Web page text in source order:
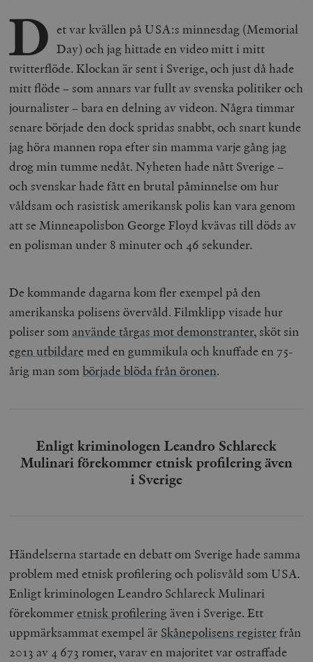
D et var kvällen på USA:s minnesdag (Memorial
Day) och jag hittade en video mitt i mitt
twitterflöde. Klockan är sent i Sverige, och just då hade
mitt flöde– som annars var fullt av svenska politiker och
journalister– bara en delning av videon. Några timmar
senare började den dock spridas snabbt, och snart kunde
jag höra mannen ropa efter sin mamma varje gång jag
drog min tumme nedåt. Nyheten hade nått Sverige–
och svenskar hade fått en brutal påminnelse om hur
våldsam och rasistisk amerikansk polis kan vara genom
att se Minneapolisbon George Floyd kvävas till döds av
en polisman under 8 minuter och 46 sekunder.
De kommande dagarna kom fler exempel på den
amerikanska polisens övervåld. Filmklipp visade hur
poliser som använde tårgas mot demonstranter, sköt sin
egen utbildare med en gummikula och knuffade en 75-
årig man som började blöda från öronen.
Enligt kriminologen Leandro Schlareck
Mulinari förekommer etnisk profilering även
i Sverige
Händelserna startade en debatt om Sverige hade samma
problem med etnisk profilering och polisvåld som USA.
Enligt kriminologen Leandro Schlareck Mulinari
förekommeretnisk profilering även i Sverige. Ett
uppmärksammat exempel är Skånepolisens registerfrån
2013 av 4 673 romer, varav en majoritet var ostraffade